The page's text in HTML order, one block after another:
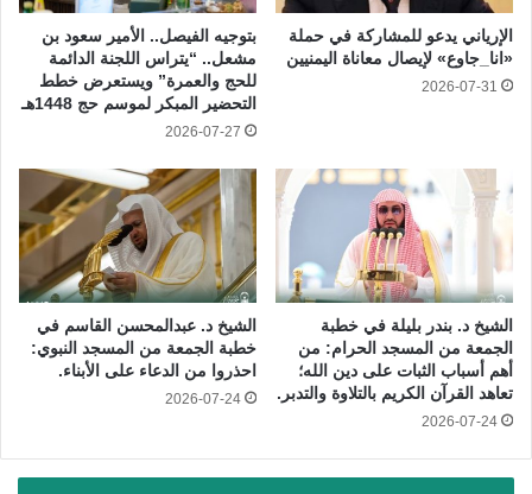
الإرياني يدعو للمشاركة في حملة
«انا_جاوع» لإيصال معاناة اليمنيين
2026-07-31
بتوجيه الفيصل.. الأمير سعود بن
مشعل.. “يتراس اللجنة الدائمة
للحج والعمرة” ويستعرض خطط
التحضير المبكر لموسم حج 1448هـ
2026-07-27
الشيخ د. بندر بليلة في خطبة
الجمعة من المسجد الحرام: من
أهم أسباب الثبات على دين الله؛
تعاهد القرآن الكريم بالتلاوة والتدبر.
2026-07-24
الشيخ د. عبدالمحسن القاسم في
خطبة الجمعة من المسجد النبوي:
احذروا من الدعاء على الأبناء.
2026-07-24